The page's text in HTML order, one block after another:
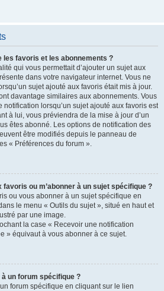
les favoris et les abonnements ?
qui vous permettait d’ajouter un sujet aux
dans votre navigateur internet. Vous ne
sujet ajouté aux favoris était mis à jour.
davantage similaires aux abonnements. Vous
lorsqu’un sujet ajouté aux favoris est
à lui, vous préviendra de la mise à jour d’un
êtes abonné. Les options de notification des
être modifiés depuis le panneau de
« Préférences du forum ».
ou m’abonner à un sujet spécifique ?
ou vous abonner à un sujet spécifique en
le menu « Outils du sujet », situé en haut et
par une image.
la case « Recevoir une notification
» équivaut à vous abonner à ce sujet.
un forum spécifique ?
forum spécifique en cliquant sur le lien